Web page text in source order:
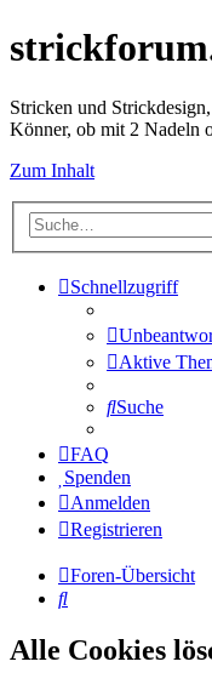
Stricken und
Könner, ob mit 2 Nadeln
Zum Inhalt
Schnellzugriff
Aktive
Suche
FAQ
Spenden
Anmelden
Registrieren
Foren-Übersicht
Suche
Alle Cookies